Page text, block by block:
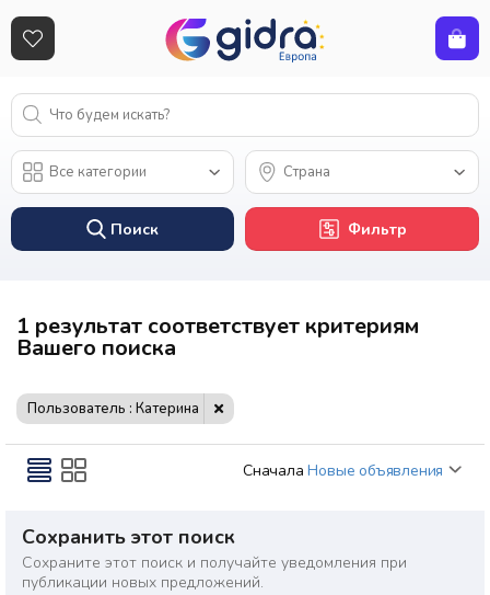
Поиск Фильтр
1 результат соответствует критериям
Вашего поиска
Пользователь : Катерина
Сначала Новые объявления
Сохранить этот поиск
Сохраните этот поиск и получайте уведомления при
публикации новых предложений.